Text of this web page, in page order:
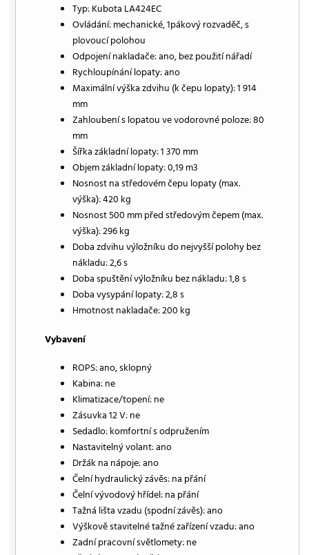
Typ: Kubota LA424EC
Ovládání: mechanické, 1pákový rozvaděč, s
plovoucí polohou
Odpojení nakladače: ano, bez použití nářadí
Rychloupínání lopaty: ano
Maximální výška zdvihu (k čepu lopaty): 1 914
mm
Zahloubení s lopatou ve vodorovné poloze: 80
mm
Šířka základní lopaty: 1 370 mm
Objem základní lopaty: 0,19 m3
Nosnost na středovém čepu lopaty (max.
výška): 420 kg
Nosnost 500 mm před středovým čepem (max.
výška): 296 kg
Doba zdvihu výložníku do nejvyšší polohy bez
nákladu: 2,6 s
Doba spuštění výložníku bez nákladu: 1,8 s
Doba vysypání lopaty: 2,8 s
Hmotnost nakladače: 200 kg
Vybavení
ROPS: ano, sklopný
Kabina: ne
Klimatizace/topení: ne
Zásuvka 12 V: ne
Sedadlo: komfortní s odpružením
Nastavitelný volant: ano
Držák na nápoje: ano
Čelní hydraulický závěs: na přání
Čelní vývodový hřídel: na přání
Tažná lišta vzadu (spodní závěs): ano
Výškově stavitelné tažné zařízení vzadu: ano
Zadní pracovní světlomety: ne